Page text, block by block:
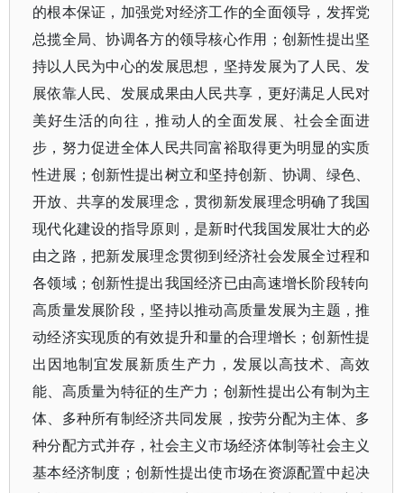
的根本保证，加强党对经济工作的全面领导，发挥党
总揽全局、协调各方的领导核心作用；创新性提出坚
持以人民为中心的发展思想，坚持发展为了人民、发
展依靠人民、发展成果由人民共享，更好满足人民对
美好生活的向往，推动人的全面发展、社会全面进
步，努力促进全体人民共同富裕取得更为明显的实质
性进展；创新性提出树立和坚持创新、协调、绿色、
开放、共享的发展理念，贯彻新发展理念明确了我国
现代化建设的指导原则，是新时代我国发展壮大的必
由之路，把新发展理念贯彻到经济社会发展全过程和
各领域；创新性提出我国经济已由高速增长阶段转向
高质量发展阶段，坚持以推动高质量发展为主题，推
动经济实现质的有效提升和量的合理增长；创新性提
出因地制宜发展新质生产力，发展以高技术、高效
能、高质量为特征的生产力；创新性提出公有制为主
体、多种所有制经济共同发展，按劳分配为主体、多
种分配方式并存，社会主义市场经济体制等社会主义
基本经济制度；创新性提出使市场在资源配置中起决